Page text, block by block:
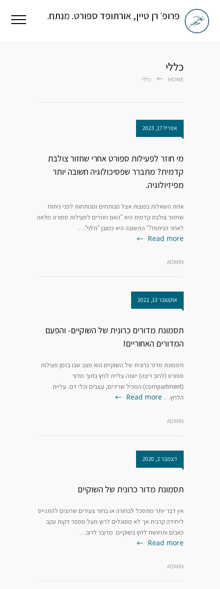
פרופ׳ רן טיין, אורתופד ספורט. מנתח.
כללי
HOME כללי
אפריל 17, 2023
מי חוזר לפעילות ספורט אחרי שחזור צולבת
קדמית? מתברר שפסיכולוגיה חשובה יותר
מפיזיולוגיה.
אחת השאלות נפוצות אצל מנותחים ומנותחות לפני ניתוח
שחזור צולבת קדמית היא "האם חוזרים לפעילות ספורט מלאה
לאחר הניתוח?" התשובה היא כמובן "תלוי"…
Read more
ADMIN
אוקטובר 13, 2022
תסמונת מדורים כרונית של השוקיים- והפעם
המדורים האחוריים!
תסמונת מדור כרונית של השוקיים הוא מצב שבו בזמן פעילות
ספורט (לרוב ריצה) ישנה עליית לחץ בתוך מדור
(compartment) המכיל שרירים, עצבים וכלי דם. עליית
הלחץ… Read more
ADMIN
דצמבר 2, 2020
תסמונת מדור כרונית של השוקיים
אין דבר יותר מתסכל לבחורה או בחור צעירים שרוצים להתגייס
ליחידה קרבית אך לא מסוגלים לרוץ מעל מספר דקות עקב
כאבים ותחושת לחץ בשוקיים. מדובר לרוב…
Read more
ADMIN